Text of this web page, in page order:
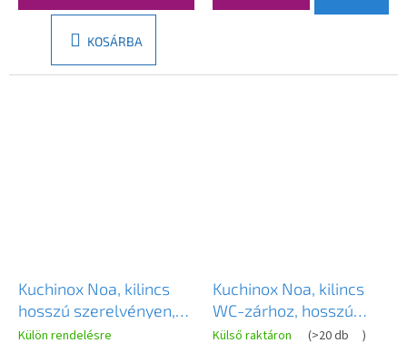
KOSÁRBA
Kuchinox Noa, kilincs
hosszú szerelvényen,
patinás, LAV-KNA_416A
Külön rendelésre
Kuchinox Noa, kilincs
WC-zárhoz, hosszú
szerelvényen, szatén,
Külső raktáron (>20 db )